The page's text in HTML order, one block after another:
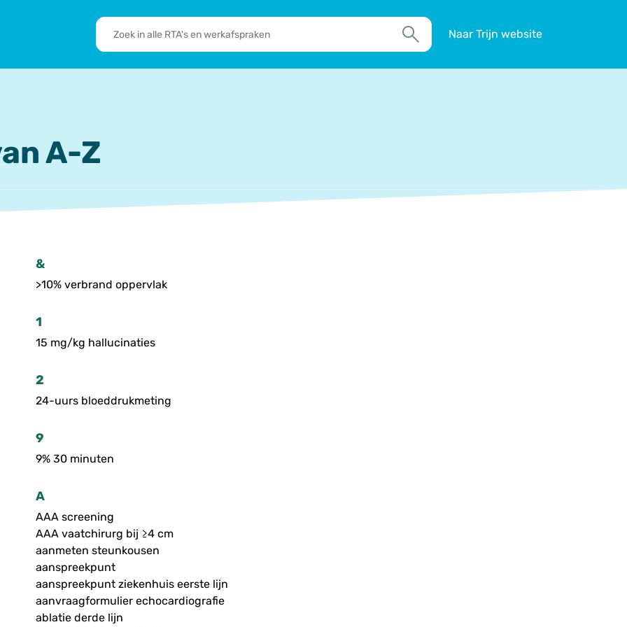
RTA's
en
Zoek
Naar Trijn website
A-Z
&
>10% verbrand oppervlak
1
15 mg/kg hallucinaties
2
24-uurs bloeddrukmeting
9
9% 30 minuten
A
AAA screening
AAA vaatchirurg bij ≥4 cm
aanmeten steunkousen
aanspreekpunt
aanspreekpunt ziekenhuis eerste lijn
aanvraagformulier echocardiografie
ablatie derde lijn